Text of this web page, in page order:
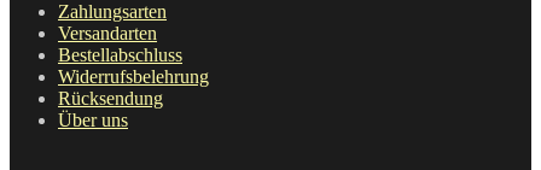
Zahlungsarten
Versandarten
Bestellabschluss
Widerrufsbelehrung
Rücksendung
Über uns